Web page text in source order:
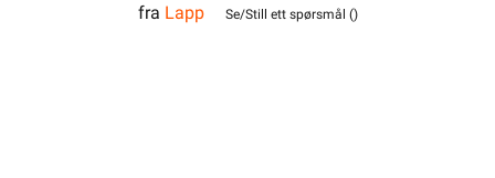
4G10
fra Lapp Se/Still ett spørsmål ()